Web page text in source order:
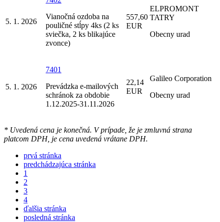
5. 1. 2026
Vianočná ozdoba na
pouličné stĺpy 4ks (2 ks
sviečka, 2 ks blikajúce
zvonce)
557,60
EUR
ELPROMONT
TATRY
Obecny urad
5. 1. 2026
7401
Prevádzka e-mailových
schránok za obdobie
1.12.2025-31.11.2026
22,14
EUR
Galileo Corporation
Obecny urad
* Uvedená cena je konečná. V prípade, že je zmluvná strana
platcom DPH, je cena uvedená vrátane DPH.
prvá stránka
predchádzajúca stránka
1
2
3
4
ďalšia stránka
posledná stránka